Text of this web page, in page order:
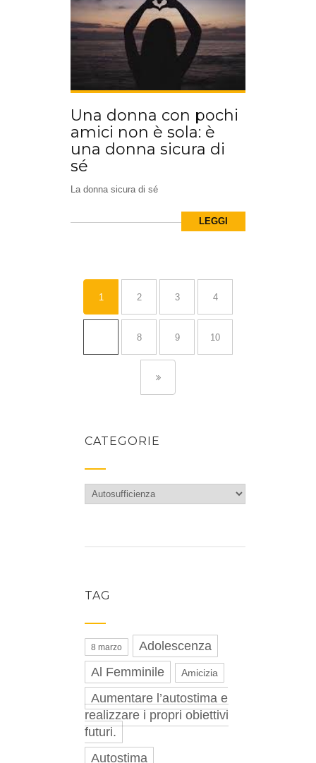
Una donna con pochi
amici non è sola: è
una donna sicura di
sé
La donna sicura di sé
LEGGI
1 2 3 4
8 9 10
CATEGORIE
Categorie
TAG
8 marzo
Adolescenza
Al Femminile
Amicizia
Aumentare l’autostima e
realizzare i propri obiettivi
futuri.
Autostima